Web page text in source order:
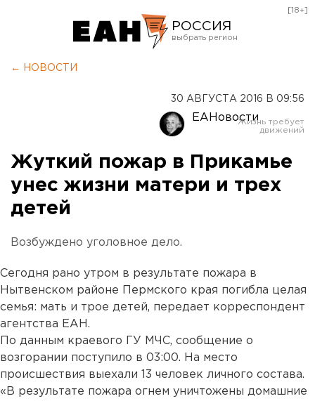
РОССИЯ
Оренбург
[18+]
← НОВОСТИ
30 АВГУСТА 2016 В 09:56
ЕАНовости
Жуткий пожар в Прикамье
унес жизни матери и трех
детей
Возбуждено уголовное дело.
Сегодня рано утром в результате пожара в
Нытвенском районе Пермского края погибла целая
семья: мать и трое детей, передает корреспондент
агентства ЕАН.
По данным краевого ГУ МЧС, сообщение о
возгорании поступило в 03:00. На место
происшествия выехали 13 человек личного состава.
«В результате пожара огнем уничтожены домашние